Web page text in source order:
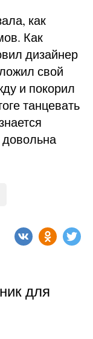
как
Как
дизайнер
свой
и покорил
танцевать
довольна
для